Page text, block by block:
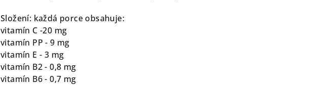
Složení: každá porce obsahuje:
vitamín C -20 mg
vitamín PP - 9 mg
vitamín E - 3 mg
vitamín B2 - 0,8 mg
vitamín B6 - 0,7 mg